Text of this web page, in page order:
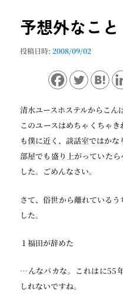
ー
ョ
予想外なこと
投稿日時:2008/09/02
清水ユースホステルからこん
このユースはめちゃくちゃ
も僕に近く、談話室ではかな
部屋でも盛り上がっていた
した。ごめんなさい。
さて、俗世から離れている
した。
１福田が辞めた
…んなバカな。これはに55
しれないですね。